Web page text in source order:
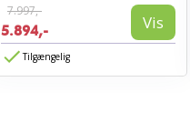
7.997,-
5.894,- Vis
Tilgængelig